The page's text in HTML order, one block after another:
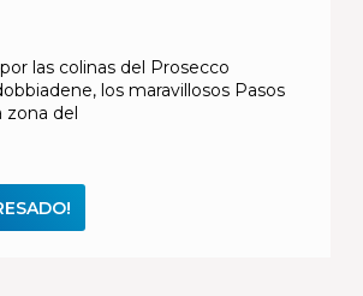
las colinas del Prosecco
los maravillosos Pasos
zona del